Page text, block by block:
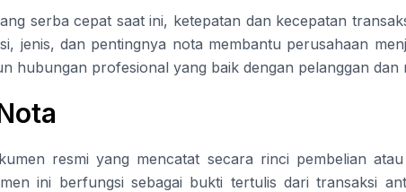
serba cepat saat ini, ketepatan dan kecepatan
jenis, dan pentingnya nota membantu perusahaan
hubungan profesional yang baik dengan pelanggan dan
resmi yang mencatat secara rinci pembelian
ini berfungsi sebagai bukti tertulis dari transaksi